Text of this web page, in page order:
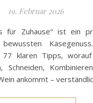
19. Februar 2026
klaren Tipps,
Schneiden,
ankommt –